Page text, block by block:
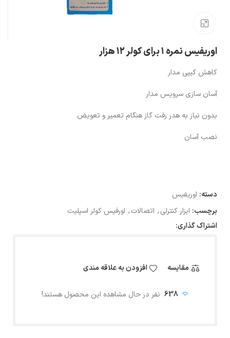
اوریفیس نمره ۱ برای کولر ۱۲ هزار
کاهش کیپی مدار
آسان سازی سرویس مدار
بدون نیاز به هدر رفت گاز هنگام تعمیر و تعویض
نصب آسان
دسته: اوریفیس
برچسب: ابزار کنترلی, اتصالات, اورفیس کولر اسپلیت
اشتراک گذاری:
مقایسه افزودن به علاقه مندی
638 نفر در حال مشاهده این محصول هستند!